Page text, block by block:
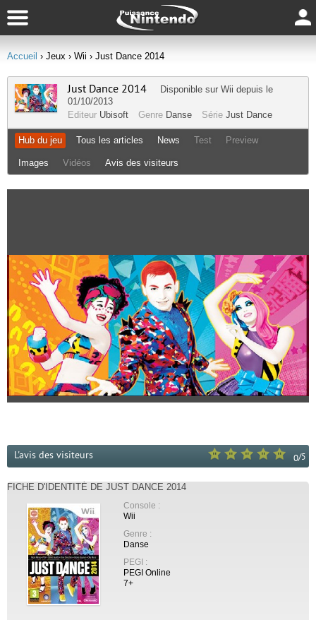
Accueil › Jeux › Wii › Just Dance 2014
Just Dance 2014 Disponible sur Wii depuis le
01/10/2013
Editeur Ubisoft Genre Danse Série Just Dance
Hub du jeu Tous les articles News Test Preview
Images Vidéos Avis des visiteurs
0/5
L'avis des visiteurs
FICHE D'IDENTITÉ DE JUST DANCE 2014
Console :
Wii
Genre :
Danse
PEGI :
PEGI Online
7+